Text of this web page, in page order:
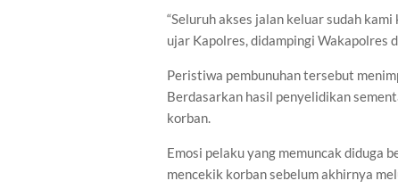
“Seluruh akses jalan keluar sudah
ujar Kapolres, didampingi Wakapolres
Peristiwa pembunuhan tersebut
Berdasarkan hasil penyelidikan
korban.
Emosi pelaku yang memuncak diduga
mencekik korban sebelum akhirnya